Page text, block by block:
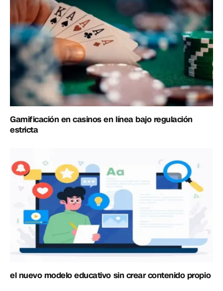
Gamificación en casinos en línea bajo regulación
estricta
el nuevo modelo educativo sin crear contenido propio